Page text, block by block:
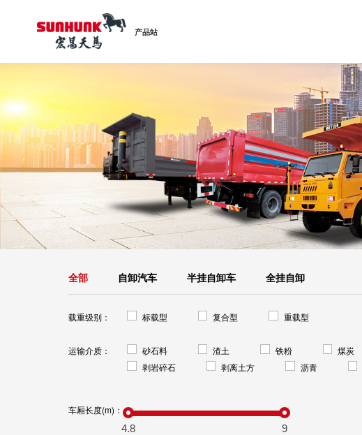
产品站
全部 自卸汽车 半挂自卸车 全挂自卸
载重级别： 标载型 复合型 重载型
运输介质： 砂石料 渣土 铁粉 煤炭
剥岩碎石
剥离土方 沥青
车厢长度(m)：
4.8
9